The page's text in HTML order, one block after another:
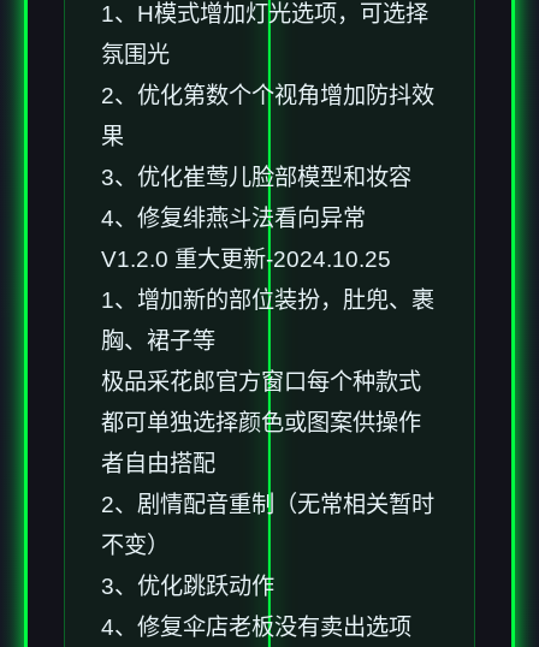
1、H模式增加灯光选项，可选择
氛围光
2、优化第数个个视角增加防抖效
果
3、优化崔莺儿脸部模型和妆容
4、修复绯燕斗法看向异常
V1.2.0 重大更新-2024.10.25
1、增加新的部位装扮，肚兜、裹
胸、裙子等
极品采花郎官方窗口每个种款式
都可单独选择颜色或图案供操作
者自由搭配
2、剧情配音重制（无常相关暂时
不变）
3、优化跳跃动作
4、修复伞店老板没有卖出选项